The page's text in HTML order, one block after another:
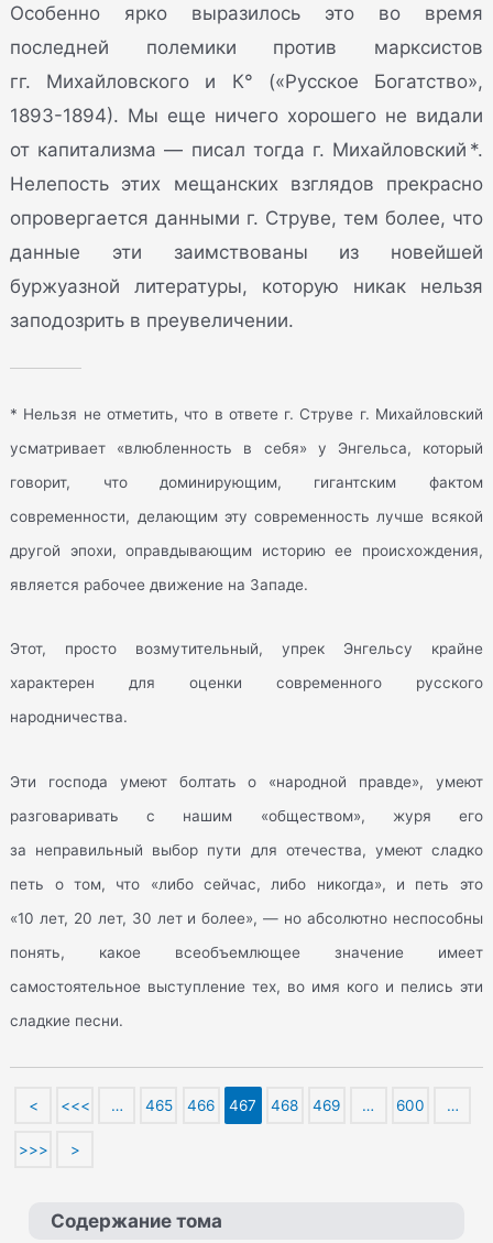
Особенно ярко выразилось это во время
последней полемики против марксистов
гг. Михайловского и К° («Русское Богатство»,
1893-1894). Мы еще ничего хорошего не видали
от капитализма — писал тогда г. Михайловский *.
Нелепость этих мещанских взглядов прекрасно
опровергается данными г. Струве, тем более, что
данные эти заимствованы из новейшей
буржуазной литературы, которую никак нельзя
заподозрить в преувеличении.
* Нельзя не отметить, что в ответе г. Струве г. Михайловский
усматривает «влюбленность в себя» у Энгельса, который
говорит, что доминирующим, гигантским фактом
современности, делающим эту современность лучше всякой
другой эпохи, оправдывающим историю ее происхождения,
является рабочее движение на Западе.
Этот, просто возмутительный, упрек Энгельсу крайне
характерен для оценки современного русского
народничества.
Эти господа умеют болтать о «народной правде», умеют
разговаривать с нашим «обществом», журя его
за неправильный выбор пути для отечества, умеют сладко
петь о том, что «либо сейчас, либо никогда», и петь это
«10 лет, 20 лет, 30 лет и более», — но абсолютно неспособны
понять, какое всеобъемлющее значение имеет
самостоятельное выступление тех, во имя кого и пелись эти
сладкие песни.
< <<< … 465 466 467 468 469 … 600 …
>>> >
Содержание тома